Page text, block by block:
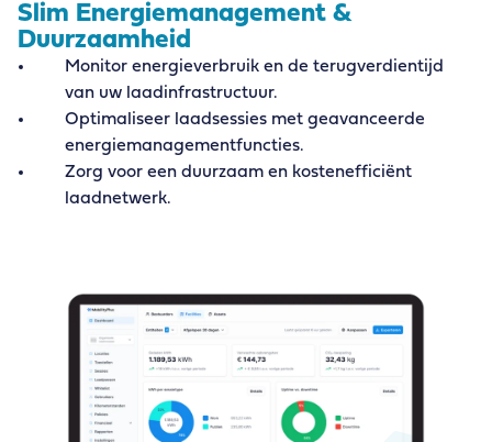
Slim Energiemanagement &
Duurzaamheid
Monitor energieverbruik en de terugverdientijd
van uw laadinfrastructuur.
Optimaliseer laadsessies met geavanceerde
energiemanagementfuncties.
Zorg voor een duurzaam en kostenefficiënt
laadnetwerk.